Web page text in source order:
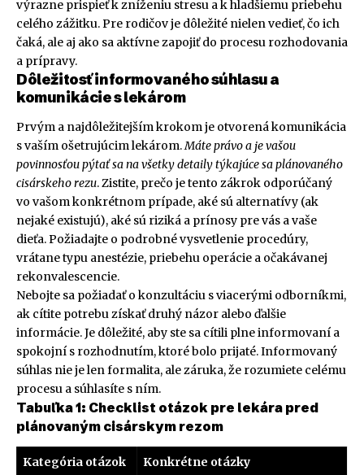
výrazne prispieť k zníženiu stresu a k hladšiemu priebehu
celého zážitku. Pre rodičov je dôležité nielen vedieť, čo ich
čaká, ale aj ako sa aktívne zapojiť do procesu rozhodovania
a prípravy.
Dôležitosť informovaného súhlasu a
komunikácie s lekárom
Prvým a najdôležitejším krokom je otvorená komunikácia
s vaším ošetrujúcim lekárom.Máte právo a je vašou
povinnosťou pýtať sa na všetky detaily týkajúce sa plánovaného
cisárskeho rezu. Zistite, prečo je tento zákrok odporúčaný
vo vašom konkrétnom prípade, aké sú alternatívy (ak
nejaké existujú), aké sú riziká a prínosy pre vás a vaše
dieťa. Požiadajte o podrobné vysvetlenie procedúry,
vrátane typu anestézie, priebehu operácie a očakávanej
rekonvalescencie.
Nebojte sa požiadať o konzultáciu s viacerými odborníkmi,
ak cítite potrebu získať druhý názor alebo ďalšie
informácie. Je dôležité, aby ste sa cítili plne informovaní a
spokojní s rozhodnutím, ktoré bolo prijaté. Informovaný
súhlas nie je len formalita, ale záruka, že rozumiete celému
procesu a súhlasíte s ním.
Tabuľka 1: Checklist otázok pre lekára pred
plánovaným cisárskym rezom
Kategória otázok Konkrétne otázky